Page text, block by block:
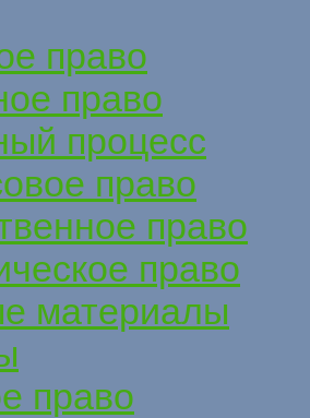
право
право
процесс
право
право
право
материалы
право